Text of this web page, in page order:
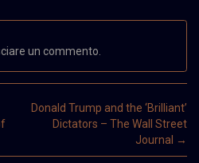
un commento.
Donald Trump and the ‘Brilliant’
Dictators – The Wall Street
Journal →